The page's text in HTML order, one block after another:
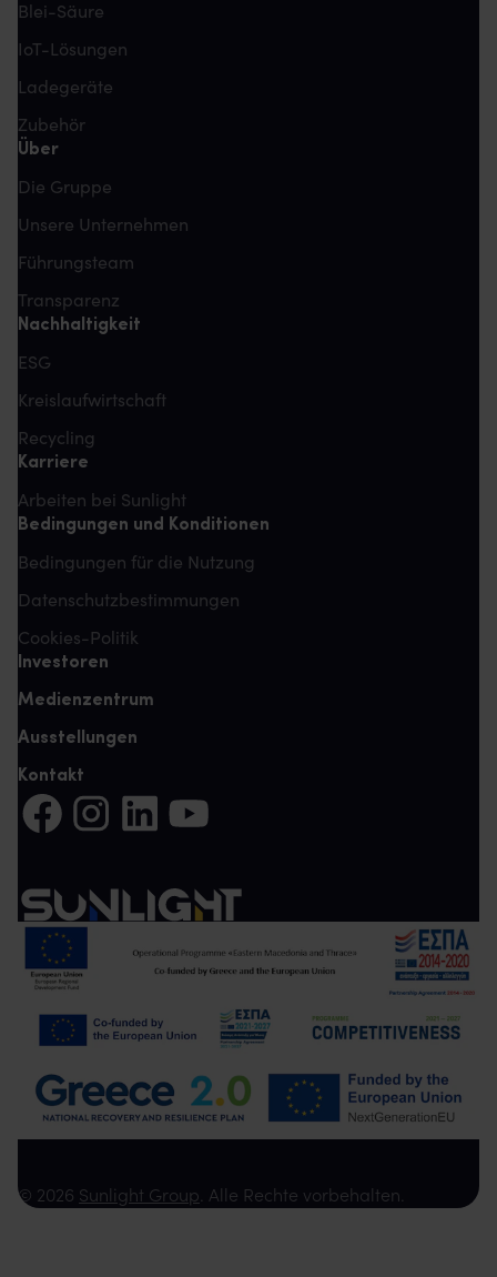
Blei-Säure
IoT-Lösungen
Ladegeräte
Zubehör
Über
Die Gruppe
Unsere Unternehmen
Führungsteam
Transparenz
Nachhaltigkeit
ESG
Kreislaufwirtschaft
Recycling
Karriere
Arbeiten bei Sunlight
Bedingungen und Konditionen
Bedingungen für die Nutzung
Datenschutzbestimmungen
Cookies-Politik
Investoren
Medienzentrum
Ausstellungen
Kontakt
Auf Facebook teilen (Es öffnet sich eine neue Registerkarte)
Auf Instagram teilen (Es öffnet sich eine neue
Auf LinkedIn teilen (Es öffnet sich eine neue
Auf YouTube teilen (Es öffnet sich eine
© 2026 Sunlight Group. Alle Rechte vorbehalten.